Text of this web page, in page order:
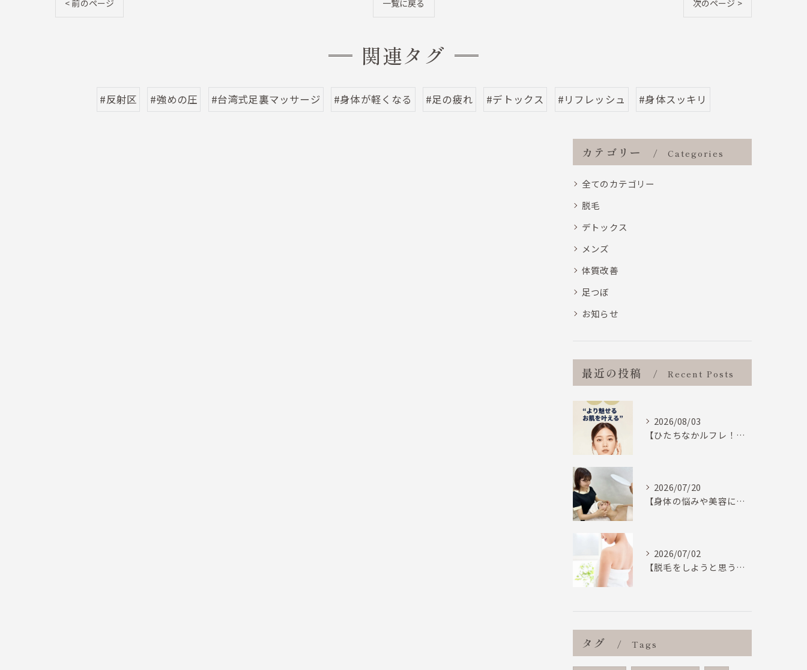
< 前のページ 一覧に戻る 次のページ >
関連タグ
#反射区 #強めの圧 #台湾式足裏マッサージ #身体が軽くなる #足の疲れ #デトックス #リフレッシュ #身体スッキリ
カテゴリー Categories
全てのカテゴリー
脱毛
デトックス
メンズ
体質改善
足つぼ
お知らせ
最近の投稿 Recent Posts
2026/08/03
【ひたちなかルフレ！！身体のマッサージも致しますが、フェイシャルエステにも特化しています。】
2026/07/20
【身体の悩みや美容に関しての悩みに「寄り添います」ひたちなか市ルフレ】
2026/07/02
【脱毛をしようと思う基準って何で決めてますか？結果重視のひたちなかエステルフレで】
タグ Tags